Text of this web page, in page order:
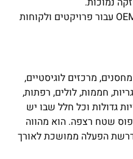
אפשרות להתאמות OEM/ODM עבור פרויקטים ולקוחות
מרכזים לוגיסטיים,
חממות, לולים, רפתות,
גדולות וכל חלל שבו יש
שטח רצפה. הוא מהווה
הפעלה ממושכת לאורך